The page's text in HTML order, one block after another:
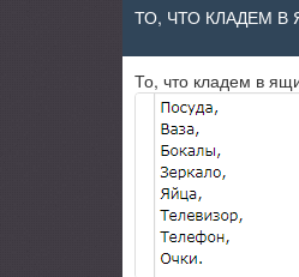
ТО, ЧТО КЛАДЕМ В
То, что кладем в